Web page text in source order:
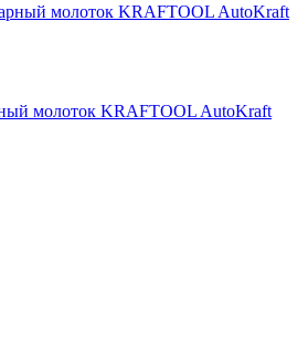
молоток KRAFTOOL AutoKraft